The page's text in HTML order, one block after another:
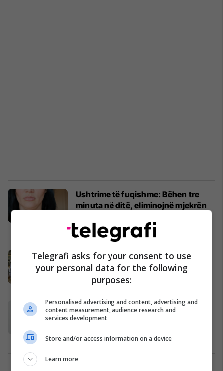
Ushtrime të fuqishme: Bëhen tre
minuta në ditë, eliminojnë mjekrën
Kujdesi për lëkurën dhe trupin
Meshkujt me mjekër janë më të mirë
si partnerë të jetës...
Lifestyle 05/10/2020
Zvogëloni dukshëm mjekrën me
ndihmën e disa ushtrimeve të
Shëndeti 18/09/2020
Telegrafi asks for your consent to use
your personal data for the following
purposes:
Personalised advertising and content, advertising and
content measurement, audience research and
services development
Store and/or access information on a device
Learn more